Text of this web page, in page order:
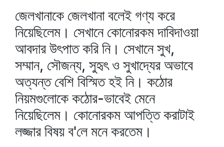
জেলখানাকে জেলখানা বলেই গণ্য করে
নিয়েছিলেম। সেখানে কোনোরকম দাবিদাওয়া
আবদার উৎপাত করি নি। সেখানে সুখ,
সম্মান, সৌজন্য, সুহৃৎ ও সুখাদ্যের অভাবে
অত্যন্ত বেশি বিস্মিত হই নি। কঠোর
নিয়মগুলোকে কঠোর-ভাবেই মেনে
নিয়েছিলেম। কোনোরকম আপত্তি করাটাই
লজ্জার বিষয় ব'লে মনে করতেম।